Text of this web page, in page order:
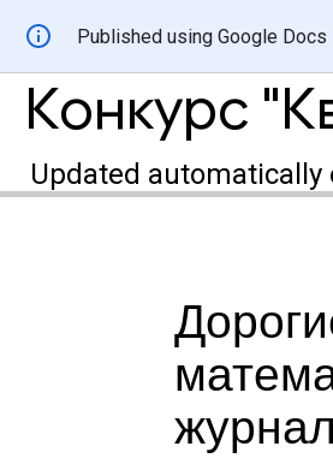
Published using Google Docs
Конкурс
Updated automatically